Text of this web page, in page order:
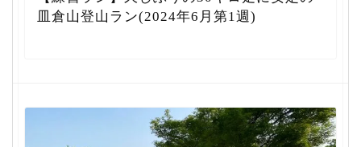
皿倉山登山ラン(2024年6月第1週)